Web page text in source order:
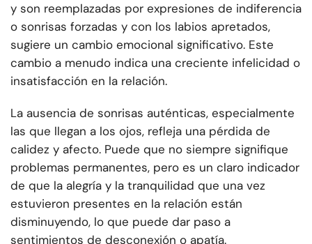
y son reemplazadas por expresiones de indiferencia
o sonrisas forzadas y con los labios apretados,
sugiere un cambio emocional significativo. Este
cambio a menudo indica una creciente infelicidad o
insatisfacción en la relación.
La ausencia de sonrisas auténticas, especialmente
las que llegan a los ojos, refleja una pérdida de
calidez y afecto. Puede que no siempre signifique
problemas permanentes, pero es un claro indicador
de que la alegría y la tranquilidad que una vez
estuvieron presentes en la relación están
disminuyendo, lo que puede dar paso a
sentimientos de desconexión o apatía.